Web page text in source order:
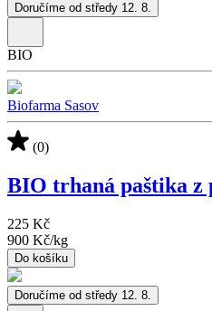
Doručíme od středy 12. 8.
BIO
Biofarma Sasov
(0)
BIO trhaná paštika z
225 Kč
900 Kč/kg
Do košíku
Doručíme od středy 12. 8.